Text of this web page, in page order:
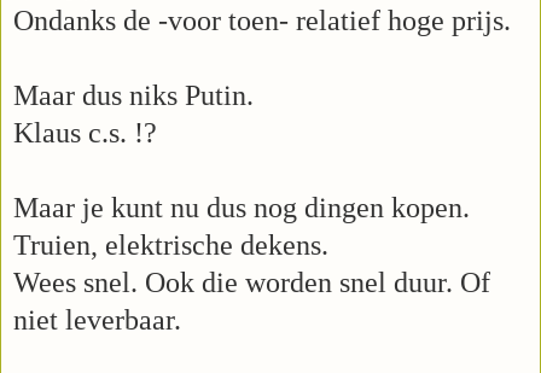
Ondanks de -voor toen- relatief hoge prijs.
Maar dus niks Putin.
Klaus c.s. !?
Maar je kunt nu dus nog dingen kopen.
Truien, elektrische dekens.
Wees snel. Ook die worden snel duur. Of
niet leverbaar.